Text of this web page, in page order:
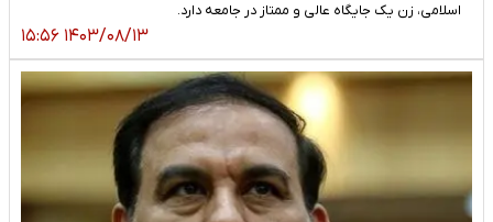
اسلامی، زن یک جایگاه عالی و ممتاز در جامعه دارد.
۱۴۰۳/۰۸/۱۳ ۱۵:۵۶